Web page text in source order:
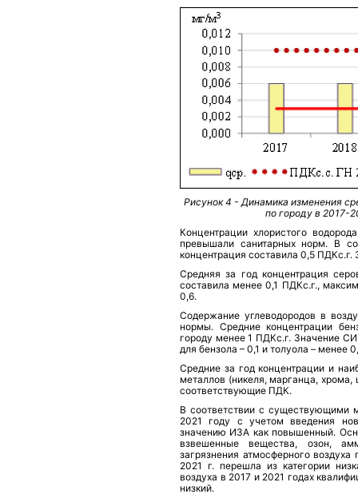
Рисунок 4 - Динамика изменения
по городу в 2017-
Концентрации хлористого
превышали санитарных норм. В
концентрация составила 0,5 ПДКс.г.
Средняя за год концентрация
составила менее 0,1 ПДКс.г.,
0,6.
Содержание углеводородов в
нормы. Средние концентрации
городу менее 1 ПДКс.г. Значение
для бензола – 0,1 и толуола – менее
Средние за год концентрации и
металлов (никеля, марганца,
соответствующие ПДК.
В соответствии с существующими
2021 году с учетом введения
значению ИЗА как повышенный.
взвешенные вещества, озон,
загрязнения атмосферного
2021 г. перешла из категории
воздуха в 2017 и 2021 годах
низкий.